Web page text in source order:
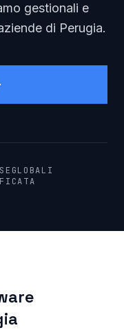
gestionali e
di Perugia.
GLOBALI